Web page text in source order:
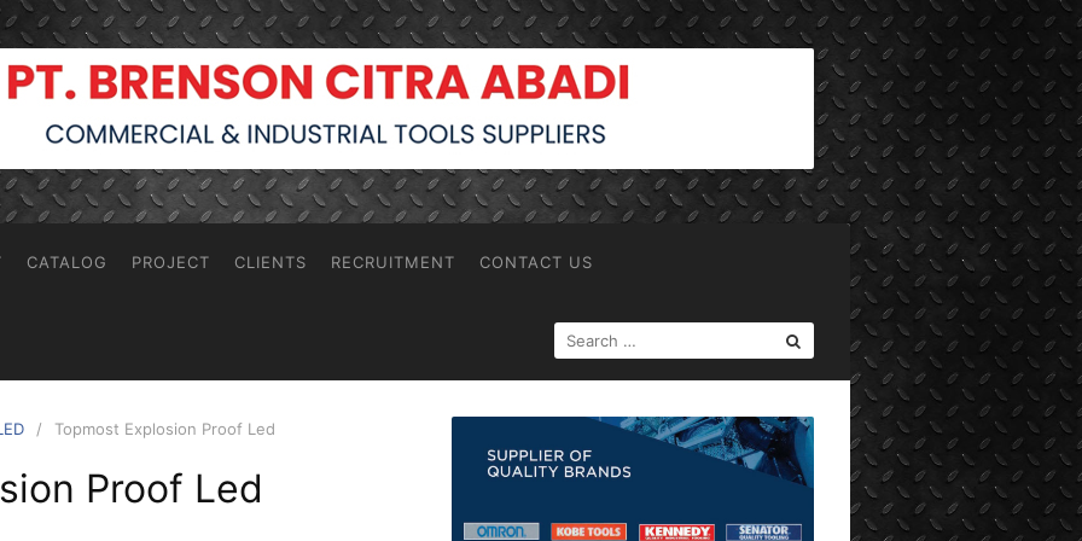
CATALOG PROJECT CLIENTS RECRUITMENT CONTACT US
SEARCH
FOR:
Topmost Explosion Proof Led
Proof Led